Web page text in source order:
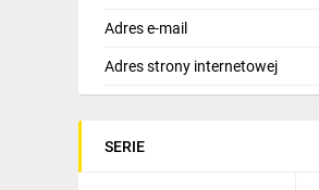
Adres e-mail
Adres strony internetowej
SERIE